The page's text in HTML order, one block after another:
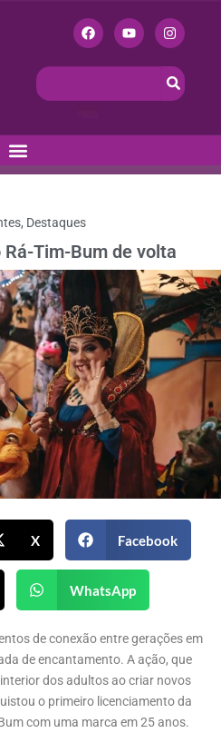
, Destaques
Tim-Bum de volta
X Facebook
WhatsApp
de conexão entre gerações em
de encantamento. A ação, que
dos adultos ao criar novos
o primeiro licenciamento da
com uma marca em 25 anos.